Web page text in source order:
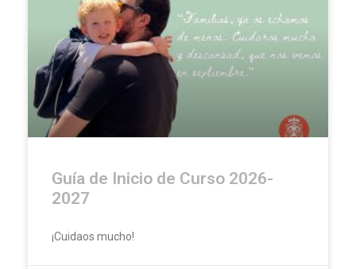
Guía de Inicio de Curso 2026-
2027
¡Cuidaos mucho!